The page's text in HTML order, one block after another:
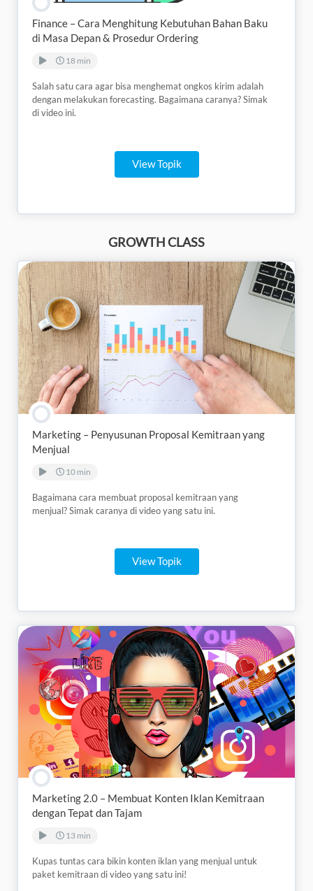
Finance – Cara Menghitung Kebutuhan Bahan Baku
di Masa Depan & Prosedur Ordering
18 min
Salah satu cara agar bisa menghemat ongkos kirim adalah
dengan melakukan forecasting. Bagaimana caranya? Simak
di video ini.
View Topik
GROWTH CLASS
Marketing – Penyusunan Proposal Kemitraan yang
Menjual
10 min
Bagaimana cara membuat proposal kemitraan yang
menjual? Simak caranya di video yang satu ini.
View Topik
Marketing 2.0 – Membuat Konten Iklan Kemitraan
dengan Tepat dan Tajam
13 min
Kupas tuntas cara bikin konten iklan yang menjual untuk
paket kemitraan di video yang satu ini!